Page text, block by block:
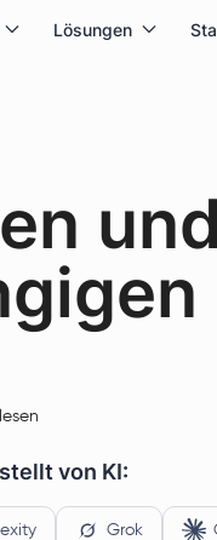
Lösungen
von KI:
Grok